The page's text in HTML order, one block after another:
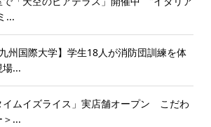
...
州国際大学】学生18人が消防団訓練を体
場...
イムイズライス」実店舗オープン こだわ
＞...